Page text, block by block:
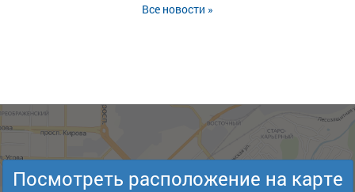
Все новости »
Посмотреть расположение на карте